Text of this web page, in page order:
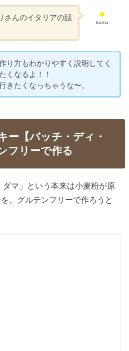
kuma
さんのイタリアの話
り方もわかりやすく説明してく
くなるよ！！
きたくなっちゃうな〜。
ー【バッチ・ディ・
フリーで作る
マ」という本来は小麦粉が原
、グルテンフリーで作ろうと